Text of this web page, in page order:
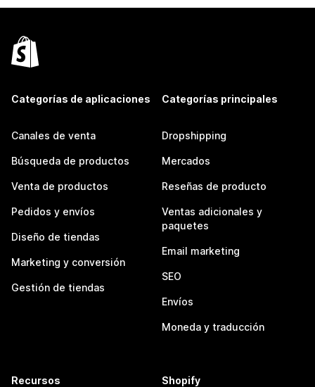
Categorías de aplicaciones
Canales de venta
Búsqueda de productos
Venta de productos
Pedidos y envíos
Diseño de tiendas
Marketing y conversión
Gestión de tiendas
Categorías principales
Dropshipping
Mercados
Reseñas de producto
Ventas adicionales y
paquetes
Email marketing
SEO
Envíos
Moneda y traducción
Recursos Shopify